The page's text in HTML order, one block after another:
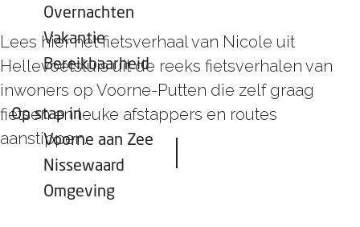
Overnachten
Vakantie
Bereikbaarheid
Op stap in
Voorne aan Zee
Nissewaard
Omgeving
Lees hier het fietsverhaal van Nicole uit
Hellevoetsluis uit de reeks fietsverhalen van
inwoners op Voorne-Putten die zelf graag
fietsen en leuke afstappers en routes
aanstippen.